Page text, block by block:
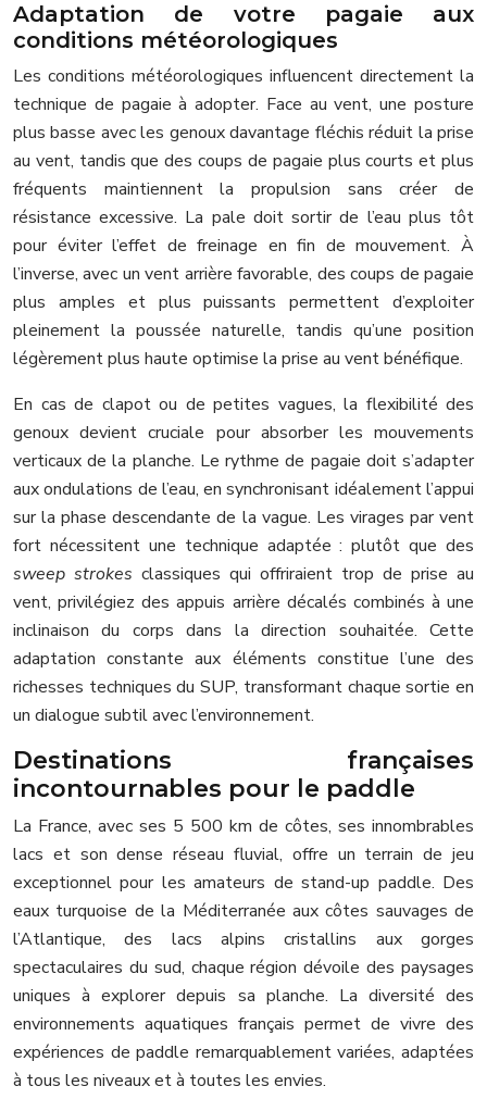
Adaptation de votre pagaie aux
conditions météorologiques
Les conditions météorologiques influencent directement la
technique de pagaie à adopter. Face au vent, une posture
plus basse avec les genoux davantage fléchis réduit la prise
au vent, tandis que des coups de pagaie plus courts et plus
fréquents maintiennent la propulsion sans créer de
résistance excessive. La pale doit sortir de l’eau plus tôt
pour éviter l’effet de freinage en fin de mouvement. À
l’inverse, avec un vent arrière favorable, des coups de pagaie
plus amples et plus puissants permettent d’exploiter
pleinement la poussée naturelle, tandis qu’une position
légèrement plus haute optimise la prise au vent bénéfique.
En cas de clapot ou de petites vagues, la flexibilité des
genoux devient cruciale pour absorber les mouvements
verticaux de la planche. Le rythme de pagaie doit s’adapter
aux ondulations de l’eau, en synchronisant idéalement l’appui
sur la phase descendante de la vague. Les virages par vent
fort nécessitent une technique adaptée : plutôt que des
sweep strokes classiques qui offriraient trop de prise au
vent, privilégiez des appuis arrière décalés combinés à une
inclinaison du corps dans la direction souhaitée. Cette
adaptation constante aux éléments constitue l’une des
richesses techniques du SUP, transformant chaque sortie en
un dialogue subtil avec l’environnement.
Destinations françaises
incontournables pour le paddle
La France, avec ses 5 500 km de côtes, ses innombrables
lacs et son dense réseau fluvial, offre un terrain de jeu
exceptionnel pour les amateurs de stand-up paddle. Des
eaux turquoise de la Méditerranée aux côtes sauvages de
l’Atlantique, des lacs alpins cristallins aux gorges
spectaculaires du sud, chaque région dévoile des paysages
uniques à explorer depuis sa planche. La diversité des
environnements aquatiques français permet de vivre des
expériences de paddle remarquablement variées, adaptées
à tous les niveaux et à toutes les envies.